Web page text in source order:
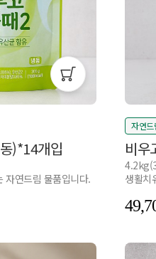
)*14개입
자연드림 물품입니다.
자연드
비우
생활치